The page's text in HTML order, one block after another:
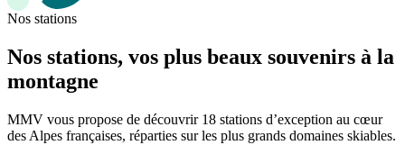
Nos stations
Nos stations, vos plus beaux souvenirs à la
montagne
MMV vous propose de découvrir 18 stations d’exception au cœur
des Alpes françaises, réparties sur les plus grands domaines skiables.